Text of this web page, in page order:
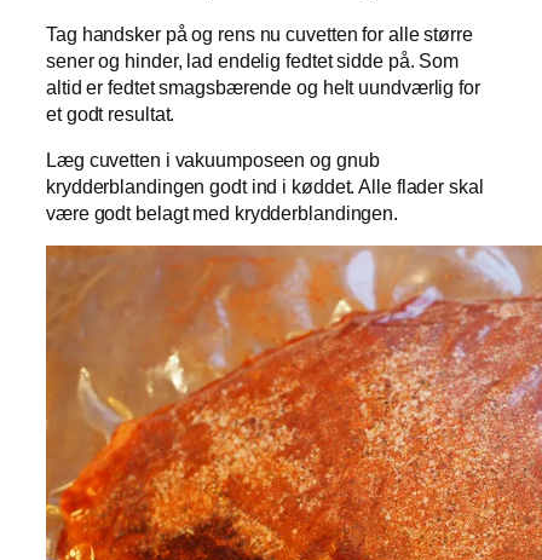
Tag handsker på og rens nu cuvetten for alle større
sener og hinder, lad endelig fedtet sidde på. Som
altid er fedtet smagsbærende og helt uundværlig for
et godt resultat.
Læg cuvetten i vakuumposeen og gnub
krydderblandingen godt ind i køddet. Alle flader skal
være godt belagt med krydderblandingen.